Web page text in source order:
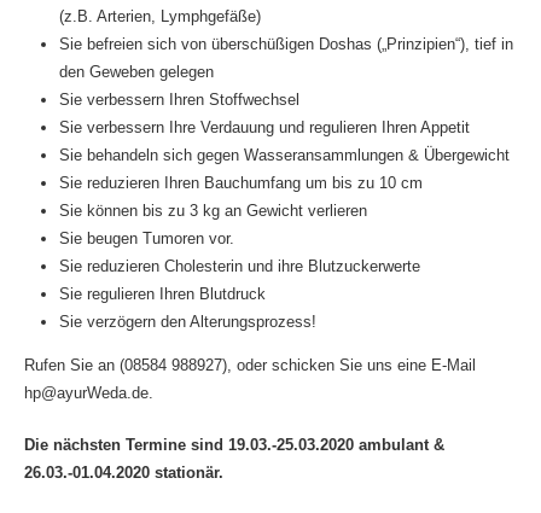
(z.B. Arterien, Lymphgefäße)
Sie befreien sich von überschüßigen Doshas („Prinzipien“), tief in
den Geweben gelegen
Sie verbessern Ihren Stoffwechsel
Sie verbessern Ihre Verdauung und regulieren Ihren Appetit
Sie behandeln sich gegen Wasseransammlungen & Übergewicht
Sie reduzieren Ihren Bauchumfang um bis zu 10 cm
Sie können bis zu 3 kg an Gewicht verlieren
Sie beugen Tumoren vor.
Sie reduzieren Cholesterin und ihre Blutzuckerwerte
Sie regulieren Ihren Blutdruck
Sie verzögern den Alterungsprozess!
Rufen Sie an (08584 988927), oder schicken Sie uns eine E-Mail
hp@ayurWeda.de.
Die nächsten Termine sind 19.03.-25.03.2020 ambulant &
26.03.-01.04.2020 stationär.